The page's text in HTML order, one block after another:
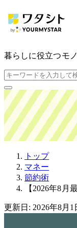
暮らしに役立つモ
トップ
マネー
節約術
【2026年8
更新日: 2026年8月1